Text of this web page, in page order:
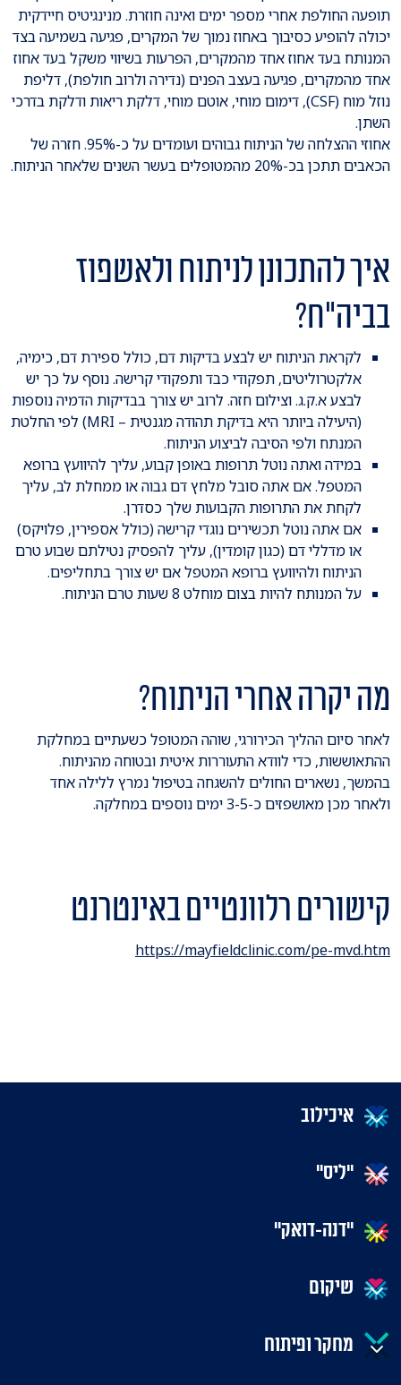
תופעה החולפת אחרי מספר ימים ואינה חוזרת. מנינגיטיס חיידקית
יכולה להופיע כסיבוך באחוז נמוך של המקרים, פגיעה בשמיעה בצד
המנותח בעד אחוז אחד מהמקרים, הפרעות בשיווי משקל בעד אחוז
אחד מהמקרים, פגיעה בעצב הפנים (נדירה ולרוב חולפת), דליפת
נוזל מוח (CSF), דימום מוחי, אוטם מוחי, דלקת ריאות ודלקת בדרכי
השתן.
אחוזי ההצלחה של הניתוח גבוהים ועומדים על כ-95%. חזרה של
הכאבים תתכן בכ-20% מהמטופלים בעשר השנים שלאחר הניתוח.
איך להתכונן לניתוח ולאשפוז
בביה"ח?
לקראת הניתוח יש לבצע בדיקות דם, כולל ספירת דם, כימיה,
אלקטרוליטים, תפקודי כבד ותפקודי קרישה. נוסף על כך יש
לבצע א.ק.ג. וצילום חזה. לרוב יש צורך בבדיקות הדמיה נוספות
(היעילה ביותר היא בדיקת תהודה מגנטית – MRI) לפי החלטת
המנתח ולפי הסיבה לביצוע הניתוח.
במידה ואתה נוטל תרופות באופן קבוע, עליך להיוועץ ברופא
המטפל. אם אתה סובל מלחץ דם גבוה או ממחלת לב, עליך
לקחת את התרופות הקבועות שלך כסדרן.
אם אתה נוטל תכשירים נוגדי קרישה (כולל אספירין, פלויקס)
או מדללי דם (כגון קומדין), עליך להפסיק נטילתם שבוע טרם
הניתוח ולהיוועץ ברופא המטפל אם יש צורך בתחליפים.
על המנותח להיות בצום מוחלט 8 שעות טרם הניתוח.
מה יקרה אחרי הניתוח?
לאחר סיום ההליך הכירורגי, שוהה המטופל כשעתיים במחלקת
ההתאוששות, כדי לוודא התעוררות איטית ובטוחה מהניתוח.
בהמשך, נשארים החולים להשגחה בטיפול נמרץ ללילה אחד
ולאחר מכן מאושפזים כ-3-5 ימים נוספים במחלקה.
קישורים רלוונטיים באינטרנט
https://mayfieldclinic.com/pe-mvd.htm
איכילוב
"ליס"
"דנה-דואק"
שיקום
מחקר ופיתוח